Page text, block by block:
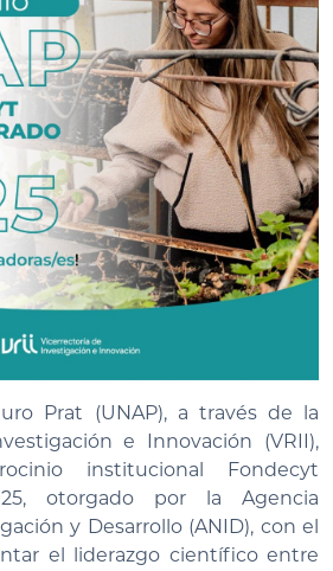
Prat (UNAP), a través de la
e Innovación (VRII),
institucional Fondecyt
otorgado por la Agencia
y Desarrollo (ANID), con el
el liderazgo científico entre